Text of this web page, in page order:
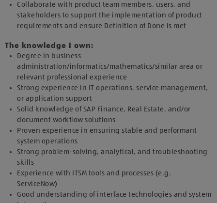
Collaborate with product team members, users, and
stakeholders to support the implementation of product
requirements and ensure Definition of Done is met
The knowledge I own:
Degree in business
administration/informatics/mathematics/similar area or
relevant professional experience
Strong experience in IT operations, service management,
or application support
Solid knowledge of SAP Finance, Real Estate, and/or
document workflow solutions
Proven experience in ensuring stable and performant
system operations
Strong problem-solving, analytical, and troubleshooting
skills
Experience with ITSM tools and processes (e.g.
ServiceNow)
Good understanding of interface technologies and system